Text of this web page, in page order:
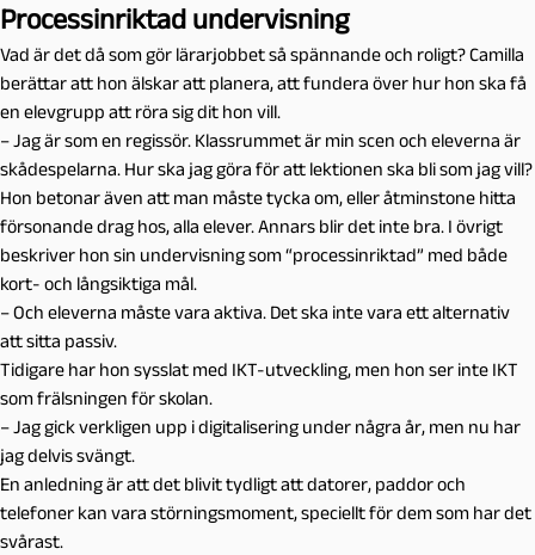
Processinriktad undervisning
Vad är det då som gör lärarjobbet så spännande och roligt? Camilla
berättar att hon älskar att planera, att fundera över hur hon ska få
en elevgrupp att röra sig dit hon vill.
– Jag är som en regissör. Klassrummet är min scen och eleverna är
skådespelarna. Hur ska jag göra för att lektionen ska bli som jag vill?
Hon betonar även att man måste tycka om, eller åtminstone hitta
försonande drag hos, alla elever. Annars blir det inte bra. I övrigt
beskriver hon sin undervisning som “processinriktad” med både
kort- och långsiktiga mål.
– Och eleverna måste vara aktiva. Det ska inte vara ett alternativ
att sitta passiv.
Tidigare har hon sysslat med IKT-utveckling, men hon ser inte IKT
som frälsningen för skolan.
– Jag gick verkligen upp i digitalisering under några år, men nu har
jag delvis svängt.
En anledning är att det blivit tydligt att datorer, paddor och
telefoner kan vara störningsmoment, speciellt för dem som har det
svårast.